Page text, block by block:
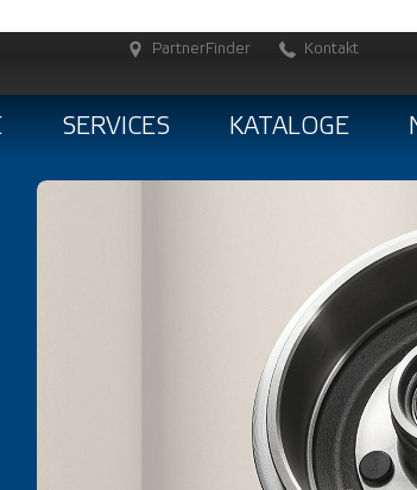
PartnerFinder Kontakt
SERVICES KATALOGE